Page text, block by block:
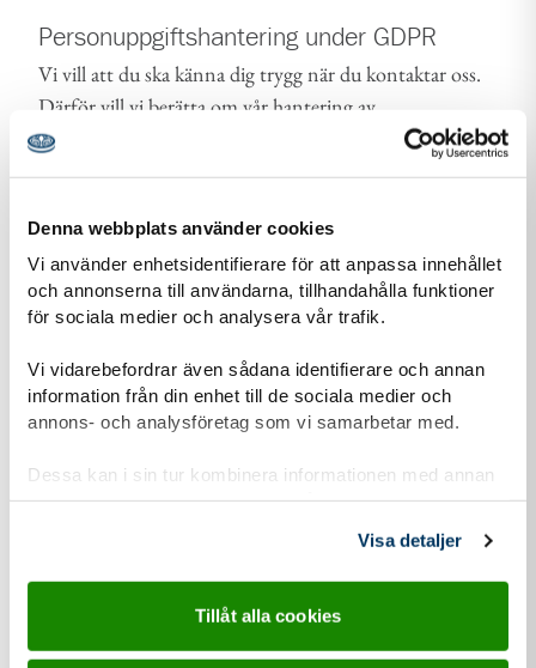
Denna webbplats använder cookies
Vi använder enhetsidentifierare för att anpassa innehållet
och annonserna till användarna, tillhandahålla funktioner
för sociala medier och analysera vår trafik.
Vi vidarebefordrar även sådana identifierare och annan
information från din enhet till de sociala medier och
annons- och analysföretag som vi samarbetar med.
Dessa kan i sin tur kombinera informationen med annan
information som du har tillhandahållit eller som de har
Visa detaljer
Tillåt alla cookies
Personuppgiftshantering under GDPR
Vi vill att du ska känna dig trygg när du kontaktar oss.
Därför vill vi berätta om vår hantering av
personuppgifter och om dataskyddsförordningen
(GDPR).
Läs mer om vår personuppgiftshantering
Information-personuppgiftshantering-Scoutnet.pdf (PDF 129 KB)
Kontaktuppgifter
115 29Stockholm